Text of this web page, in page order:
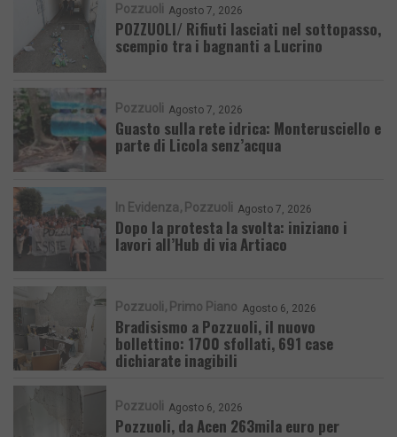
Pozzuoli Agosto 7, 2026
POZZUOLI/ Rifiuti lasciati nel sottopasso,
scempio tra i bagnanti a Lucrino
Pozzuoli Agosto 7, 2026
Guasto sulla rete idrica: Monterusciello e
parte di Licola senz’acqua
In Evidenza Pozzuoli Agosto 7, 2026
Dopo la protesta la svolta: iniziano i
lavori all’Hub di via Artiaco
Pozzuoli Primo Piano Agosto 6, 2026
Bradisismo a Pozzuoli, il nuovo
bollettino: 1700 sfollati, 691 case
dichiarate inagibili
Pozzuoli Agosto 6, 2026
Pozzuoli, da Acen 263mila euro per